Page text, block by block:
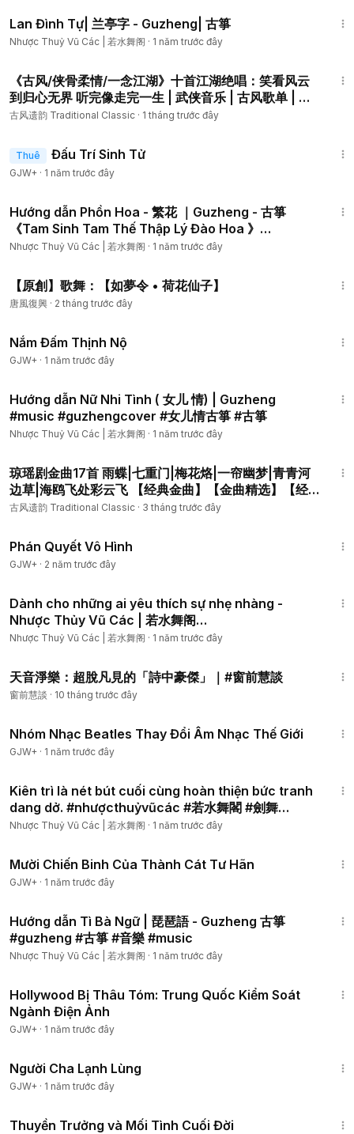
Lan Đình Tự| 兰亭字 - Guzheng| 古箏
Nhược Thuỷ Vũ Các | 若水舞阁 · 1 năm trước đây
《古风/侠骨柔情/一念江湖》十首江湖绝唱：笑看风云
到归心无界 听完像走完一生 | 武侠音乐 | 古风歌单 | 江
湖意境 | 国风新歌 | 侠客配乐 | 史诗民乐【金曲精选】
古风遗韵 Traditional Classic · 1 tháng trước đây
Thuê Đấu Trí Sinh Tử
GJW+ · 1 năm trước đây
Hướng dẫn Phồn Hoa - 繁花 ｜Guzheng - 古箏
《Tam Sinh Tam Thế Thập Lý Đào Hoa 》
#Guzheng #古箏 #Music
Nhược Thuỷ Vũ Các | 若水舞阁 · 1 năm trước đây
【原創】歌舞：【如夢令 • 荷花仙子】
唐風復興 · 2 tháng trước đây
Nắm Đấm Thịnh Nộ
GJW+ · 1 năm trước đây
Hướng dẫn Nữ Nhi Tình ( 女儿 情) | Guzheng
#music #guzhengcover #女儿情古箏 #古箏
Nhược Thuỷ Vũ Các | 若水舞阁 · 1 năm trước đây
琼瑶剧金曲17首 雨蝶|七重门|梅花烙|一帘幽梦|青青河
边草|海鸥飞处彩云飞 【经典金曲】【金曲精选】【经
典影视金曲】
古风遗韵 Traditional Classic · 3 tháng trước đây
Phán Quyết Vô Hình
GJW+ · 2 năm trước đây
Dành cho những ai yêu thích sự nhẹ nhàng -
Nhược Thủy Vũ Các | 若水舞阁
#NhượcThủyVũCác #若水舞阁 #classicaldance
Nhược Thuỷ Vũ Các | 若水舞阁 · 1 năm trước đây
天音淨樂：超脫凡見的「詩中豪傑」｜#窗前慧談
窗前慧談 · 10 tháng trước đây
Nhóm Nhạc Beatles Thay Đổi Âm Nhạc Thế Giới
GJW+ · 1 năm trước đây
Kiên trì là nét bút cuối cùng hoàn thiện bức tranh
dang dở. #nhượcthuỷvũcác #若水舞閣 #劍舞
#dance
Nhược Thuỷ Vũ Các | 若水舞阁 · 1 năm trước đây
Mười Chiến Binh Của Thành Cát Tư Hãn
GJW+ · 1 năm trước đây
Hướng dẫn Tì Bà Ngữ | 琵琶語 - Guzheng 古箏
#guzheng #古箏 #音樂 #music
Nhược Thuỷ Vũ Các | 若水舞阁 · 1 năm trước đây
Hollywood Bị Thâu Tóm: Trung Quốc Kiểm Soát
Ngành Điện Ảnh
GJW+ · 1 năm trước đây
Người Cha Lạnh Lùng
GJW+ · 1 năm trước đây
Thuyền Trưởng và Mối Tình Cuối Đời